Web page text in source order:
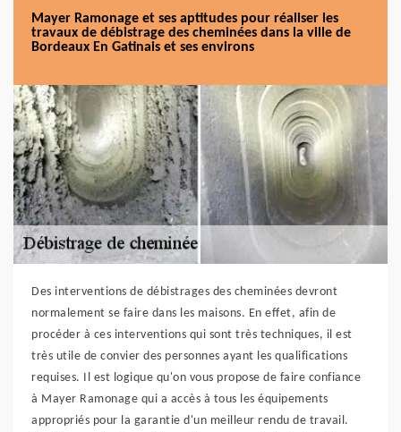
Mayer Ramonage et ses aptitudes pour réaliser les
travaux de débistrage des cheminées dans la ville de
Bordeaux En Gatinais et ses environs
Des interventions de débistrages des cheminées devront
normalement se faire dans les maisons. En effet, afin de
procéder à ces interventions qui sont très techniques, il est
très utile de convier des personnes ayant les qualifications
requises. Il est logique qu'on vous propose de faire confiance
à Mayer Ramonage qui a accès à tous les équipements
appropriés pour la garantie d'un meilleur rendu de travail.